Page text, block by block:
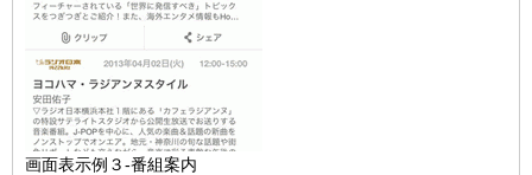
画面表示例３-番組案内